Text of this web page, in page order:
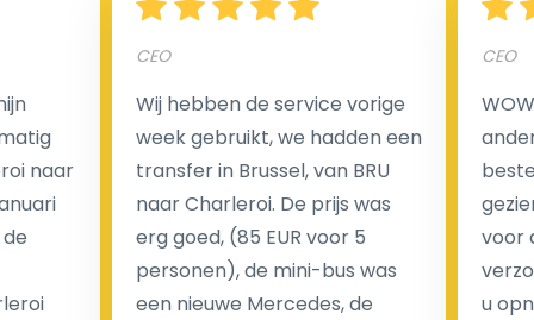
luchthaventaxi's is een vast tarief voor uw rit. In
tegenstelling tot traditionele taxi's met taxameter
brengen wij u geen extra kosten in rekening voor de
nachtrit.
We hebben geen ophaaltarief of extra kosten voor
wachttijd als uw vlucht vertraging heeft.
Kijk op onze website voor meer informatie over uw
naar
CEO
Wij hebben de service vorige
week gebruikt, we hadden een
transfer in Brussel, van BRU
naar Charleroi. De prijs was
erg goed, (85 EUR voor 5
personen), de mini-bus was
een nieuwe Mercedes, de
CEO
voor
u